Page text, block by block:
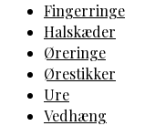
Fingerringe
Halskæder
Øreringe
Ørestikker
Ure
Vedhæng